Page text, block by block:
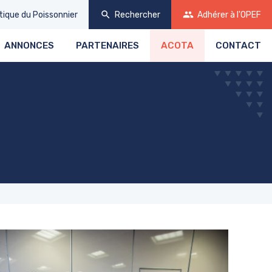
du Poissonnier search Rechercher group Adhérerà l'OPEF
ANNONCES PARTENAIRES ACOTA CONTACT